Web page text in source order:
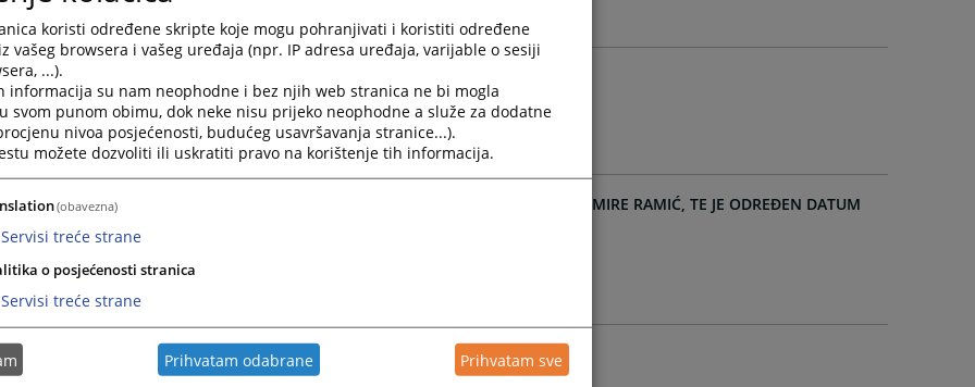
ZATVORA U TRAJANJU OD OSAM (8) GODINA
KRIVIČNOM PREDMETU KOJI SE VODI PROTIV OPTUŽENIH ALIJE DENJAGIĆA I ADMIRE RAMIĆ, TE JE ODREĐEN DATUM
PRETRESA RADI DAVANJA ZAVRŠNE RIJEČI
postupku izrade Pravilnika o stalnim sudskim tumačima
koristi određene skripte koje mogu pohranjivati i koristiti određene
vašeg browsera i vašeg uređaja (npr. IP adresa uređaja, varijable o sesiji
...).
informacija su nam neophodne i bez njih web stranica ne bi mogla
svom punom obimu, dok neke nisu prijeko neophodne a služe za dodatne
nivoa posjećenosti, budućeg usavršavanja stranice...).
možete dozvoliti ili uskratiti pravo na korištenje tih informacija.
(obavezna)
Servisi treće strane
o posjećenosti stranica
Servisi treće strane
Prihvatam odabrane Prihvatam sve